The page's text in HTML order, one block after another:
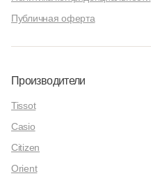
Публичная оферта
Производители
Tissot
Casio
Citizen
Orient